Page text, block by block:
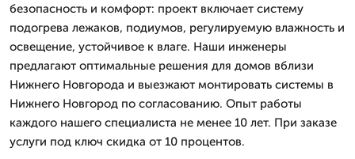
безопасность и комфорт: проект включает систему
подогрева лежаков, подиумов, регулируемую влажность и
освещение, устойчивое к влаге. Наши инженеры
предлагают оптимальные решения для домов вблизи
Нижнего Новгорода и выезжают монтировать системы в
Нижнего Новгород по согласованию. Опыт работы
каждого нашего специалиста не менее 10 лет. При заказе
услуги под ключ скидка от 10 процентов.